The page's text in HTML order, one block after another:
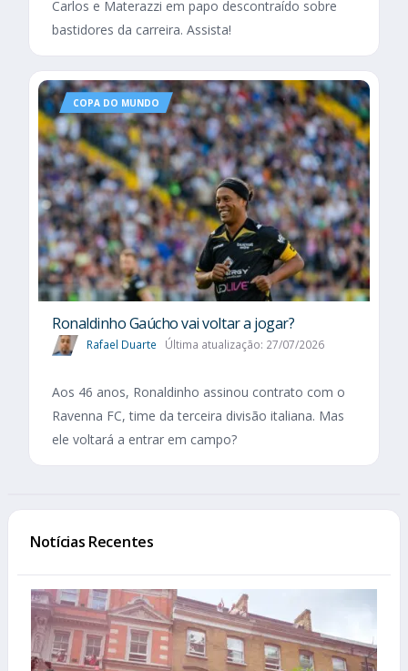
Carlos e Materazzi em papo descontraído sobre
bastidores da carreira. Assista!
COPA DO MUNDO
Ronaldinho Gaúcho vai voltar a jogar?
Rafael Duarte Última atualização: 27/07/2026
Aos 46 anos, Ronaldinho assinou contrato com o
Ravenna FC, time da terceira divisão italiana. Mas
ele voltará a entrar em campo?
Notícias Recentes